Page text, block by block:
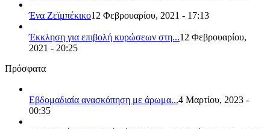
Ένα Ζεϊμπέκικο12 Φεβρουαρίου, 2021 - 17:13
Έκκληση για επιβολή κυρώσεων στη...12 Φεβρουαρίου,
2021 - 20:25
Πρόσφατα
Εβδομαδιαία ανασκόπηση με άρωμα...4 Μαρτίου, 2023 -
00:35